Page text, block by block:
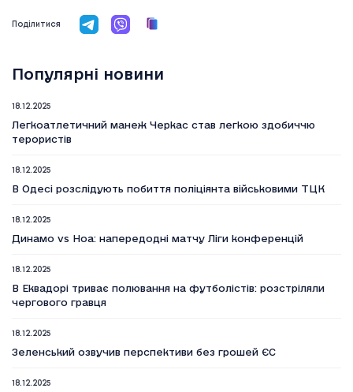
Поділитися
Популярні новини
18.12.2025
Легкоатлетичний манеж Черкас став легкою здобиччю
терористів
18.12.2025
В Одесі розслідують побиття поліціянта військовими ТЦК
18.12.2025
Динамо vs Ноа: напередодні матчу Ліги конференцій
18.12.2025
В Еквадорі триває полювання на футболістів: розстріляли
чергового гравця
18.12.2025
Зеленський озвучив перспективи без грошей ЄС
18.12.2025